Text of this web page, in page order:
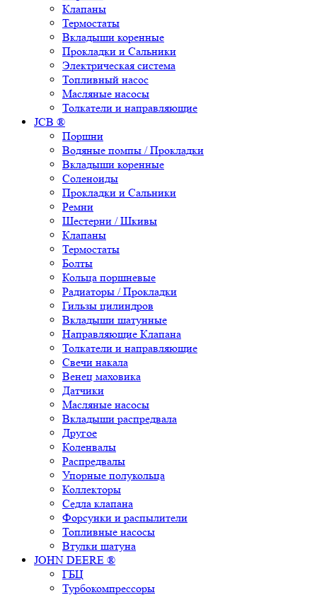
Клапаны
Термостаты
Вкладыши коренные
Прокладки и Сальники
Электрическая система
Топливный насос
Масляные насосы
Толкатели и направляющие
JCB ®
Поршни
Водяные помпы / Прокладки
Вкладыши коренные
Соленоиды
Прокладки и Сальники
Ремни
Шестерни / Шкивы
Клапаны
Термостаты
Болты
Кольца поршневые
Радиаторы / Прокладки
Гильзы цилиндров
Вкладыши шатунные
Направляющие Клапана
Толкатели и направляющие
Свечи накала
Венец маховика
Датчики
Масляные насосы
Вкладыши распредвала
Другое
Коленвалы
Распредвалы
Упорные полукольца
Коллекторы
Седла клапана
Форсунки и распылители
Топливные насосы
Втулки шатуна
JOHN DEERE ®
ГБЦ
Турбокомпрессоры